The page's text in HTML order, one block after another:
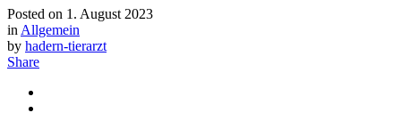
Posted on 1. August 2023
in Allgemein
by hadern-tierarzt
Share